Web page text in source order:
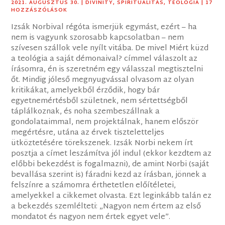
2021. AUGUSZTUS 30. |DIVINITY,SPIRITUALITÁS, TEOLÓGIA | 17
HOZZÁSZÓLÁSOK
Izsák Norbival régóta ismerjük egymást, ezért – ha
nem is vagyunk szorosabb kapcsolatban – nem
szívesen szállok vele nyílt vitába. De mivel Miért küzd
a teológia a saját démonaival? címmel válaszolt az
írásomra, én is szeretném egy válasszal megtisztelni
őt. Mindig jóleső megnyugvással olvasom az olyan
kritikákat, amelyekből érződik, hogy bár
egyetnemértésből születnek, nem sértettségből
táplálkoznak, és noha szembeszállnak a
gondolataimmal, nem projektálnak, hanem először
megértésre, utána az érvek tiszteletteljes
ütköztetésére törekszenek. Izsák Norbi nekem írt
posztja a címet leszámítva jól indul (ekkor kezdtem az
előbbi bekezdést is fogalmazni), de amint Norbi (saját
bevallása szerint is) fáradni kezd az írásban, jönnek a
felszínre a számomra érthetetlen előítéletei,
amelyekkel a cikkemet olvasta. Ezt leginkább talán ez
a bekezdés szemlélteti: „Nagyon nem értem az első
mondatot és nagyon nem értek egyet vele”.